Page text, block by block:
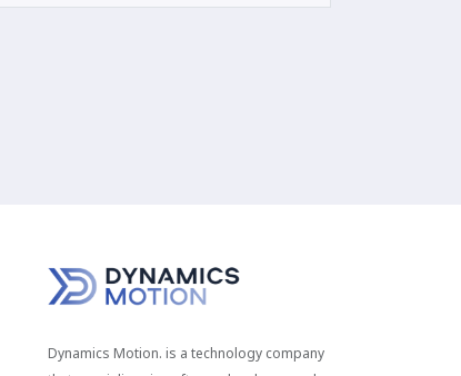
Dynamics Motion. is a technology company